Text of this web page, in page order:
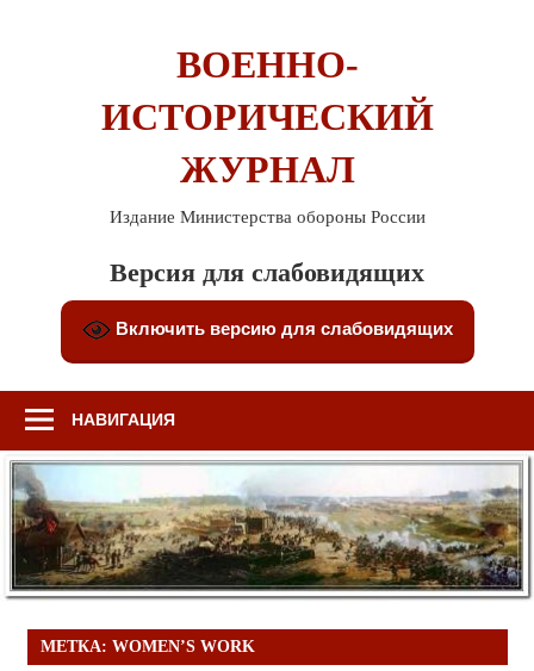
ВОЕННО-
ИСТОРИЧЕСКИЙ
ЖУРНАЛ
Издание Министерства обороны России
Версия для слабовидящих
Включить версию для слабовидящих
НАВИГАЦИЯ
МЕТКА: WOMEN’S WORK